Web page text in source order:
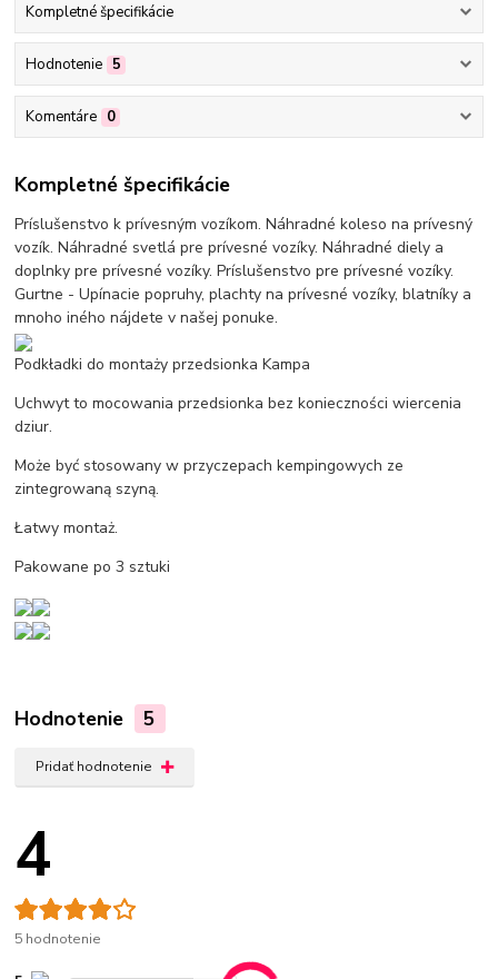
Kompletné špecifikácie
Hodnotenie 5
Komentáre 0
Kompletné špecifikácie
Príslušenstvo k prívesným vozíkom. Náhradné koleso na prívesný
vozík. Náhradné svetlá pre prívesné vozíky. Náhradné diely a
doplnky pre prívesné vozíky. Príslušenstvo pre prívesné vozíky.
Gurtne - Upínacie popruhy, plachty na prívesné vozíky, blatníky a
mnoho iného nájdete v našej ponuke.
Podkładki do montaży przedsionka Kampa
Uchwyt to mocowania przedsionka bez konieczności wiercenia
dziur.
Może być stosowany w przyczepach kempingowych ze
zintegrowaną szyną.
Łatwy montaż.
Pakowane po 3 sztuki
Hodnotenie 5
Pridať hodnotenie
4
5 hodnotenie